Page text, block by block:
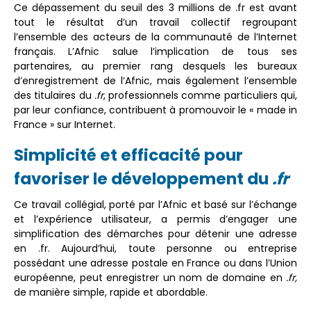
Ce dépassement du seuil des 3 millions de .fr est avant
tout le résultat d’un travail collectif regroupant
l’ensemble des acteurs de la communauté de l’Internet
français. L’Afnic salue l’implication de tous ses
partenaires, au premier rang desquels les bureaux
d’enregistrement de l’Afnic, mais également l’ensemble
des titulaires du .fr, professionnels comme particuliers qui,
par leur confiance, contribuent à promouvoir le « made in
France » sur Internet.
Simplicité et efficacité pour
favoriser le développement du .fr
Ce travail collégial, porté par l’Afnic et basé sur l’échange
et l’expérience utilisateur, a permis d’engager une
simplification des démarches pour détenir une adresse
en .fr. Aujourd’hui, toute personne ou entreprise
possédant une adresse postale en France ou dans l’Union
européenne, peut enregistrer un nom de domaine en .fr,
de manière simple, rapide et abordable.